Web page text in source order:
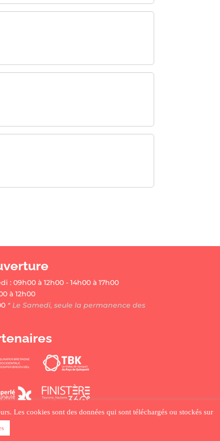
: 09h00 à 12h00 - 14h00 à 17h00
à 12h00
* Le Samedi, seule la permanence des
Les cookies sont des données qui sont téléchargés ou stockés sur